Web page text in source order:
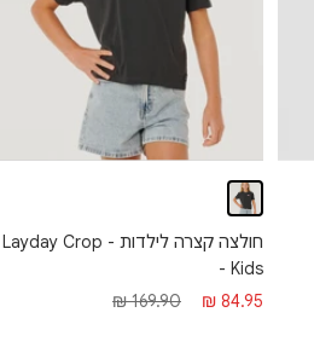
חולצה קצרה לילדות - Layday Crop
- Kids
מחיר
84.95 ₪
מחיר
169.90 ₪